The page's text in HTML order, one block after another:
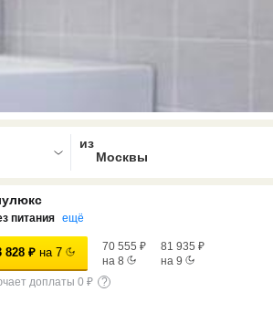
, press Down to open the menu,
питания ещё
828 ₽ на 7 70 555 ₽
на 8
81 935 ₽
на 9
доплаты 0 ₽
?